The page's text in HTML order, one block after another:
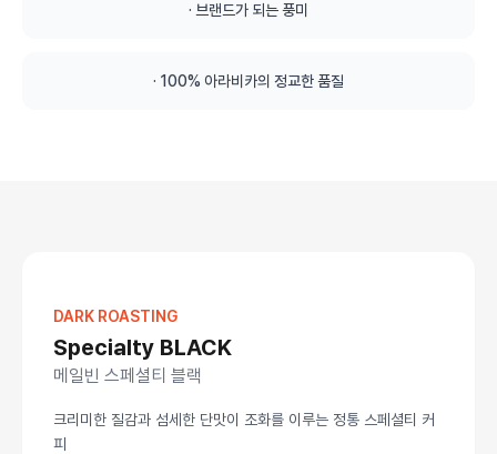
· 브랜드가 되는 풍미
· 100% 아라비카의 정교한 품질
DARK ROASTING
Specialty BLACK
메일빈 스페셜티 블랙
크리미한 질감과 섬세한 단맛이 조화를 이루는 정통 스페셜티 커
피